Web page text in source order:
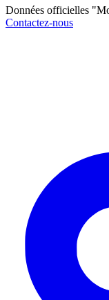
Données officielles
Contactez-nous